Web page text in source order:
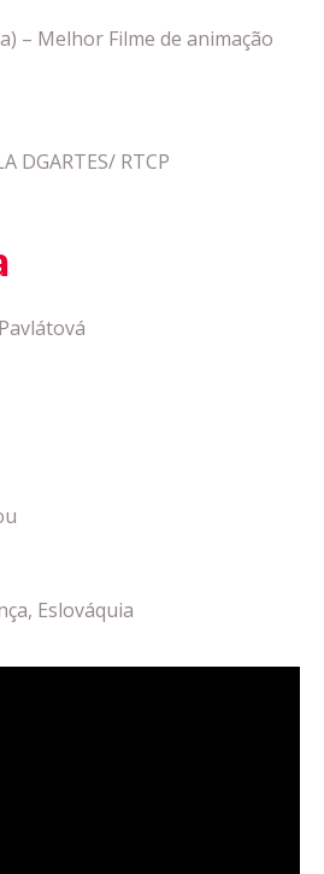
– Melhor Filme de animação
DGARTES/ RTCP
Eslováquia